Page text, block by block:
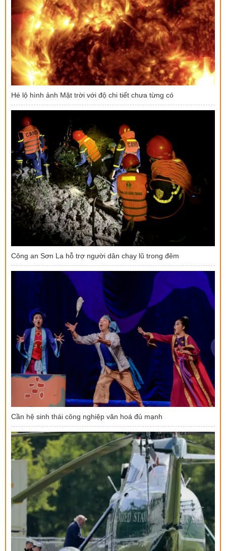
Hé lộ hình ảnh Mặt trời với độ chi tiết chưa từng có
Công an Sơn La hỗ trợ người dân chạy lũ trong đêm
Cần hệ sinh thái công nghiệp văn hoá đủ mạnh